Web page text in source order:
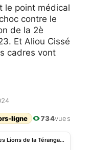
le point médical
contre le
de la 2è
Et Aliou Cissé
cadres vont
ligne 734vues
Sénégal: 2 forfaits chez les Lions de la Téranga avant le choc contre le Cameroun